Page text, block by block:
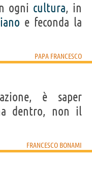
ogni cultura, in
e feconda la
PAPA FRANCESCO
è saper
dentro, non il
FRANCESCO BONAMI